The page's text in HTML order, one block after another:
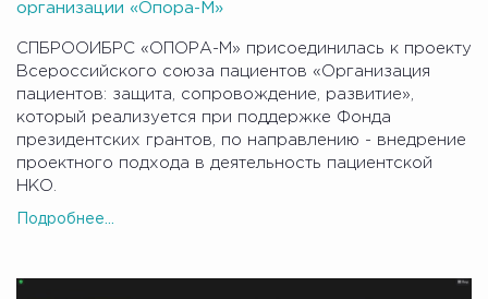
организации «Опора-М»
СПБРООИБРС «ОПОРА-М» присоединилась к проекту
Всероссийского союза пациентов «Организация
пациентов: защита, сопровождение, развитие»,
который реализуется при поддержке Фонда
президентских грантов, по направлению - внедрение
проектного подхода в деятельность пациентской
НКО.
Подробнее...